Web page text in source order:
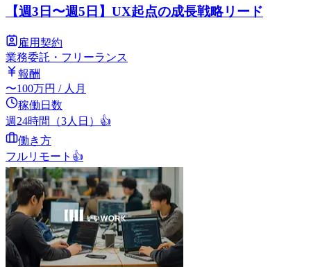
【週3日〜週5日】UX起点の成長戦略リード
雇用契約
業務委託・フリーランス
報酬
〜100万円 / 人月
稼働日数
週24時間（3人日） 👍
働き方
フルリモート 👍